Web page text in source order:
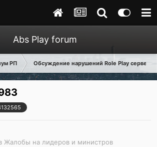
Abs Play forum
РП Обсуждение нарушений Role Play сервера
Жалобы на лидеров и министров